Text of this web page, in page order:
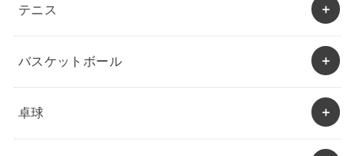
テニス
バスケットボール
卓球